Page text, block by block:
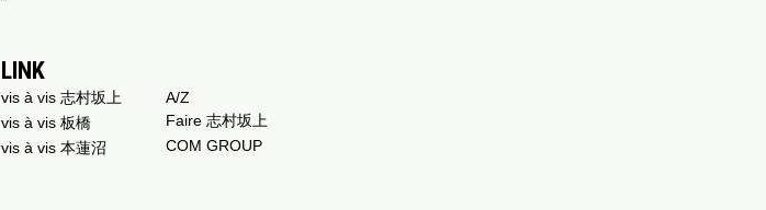
LINK
vis à vis 志村坂上
vis à vis 板橋
vis à vis 本蓮沼
A/Z
Faire 志村坂上
COM GROUP